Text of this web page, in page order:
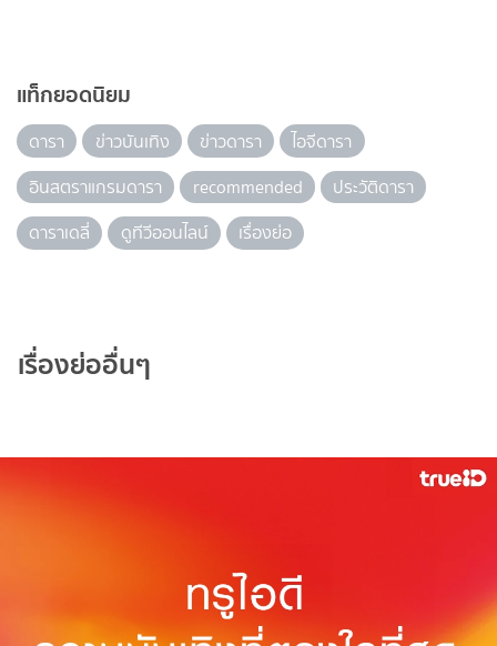
แท็กยอดนิยม
ดารา ข่าวบันเทิง ข่าวดารา
ไอจีดารา
อินสตราแกรมดารา
recommended
ประวัติดารา
ดาราเดลี่
ดูทีวีออนไลน์ เรื่องย่อ
เรื่องย่ออื่นๆ